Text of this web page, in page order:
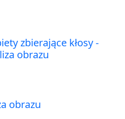
zbierające kłosy -
obrazu
obrazu